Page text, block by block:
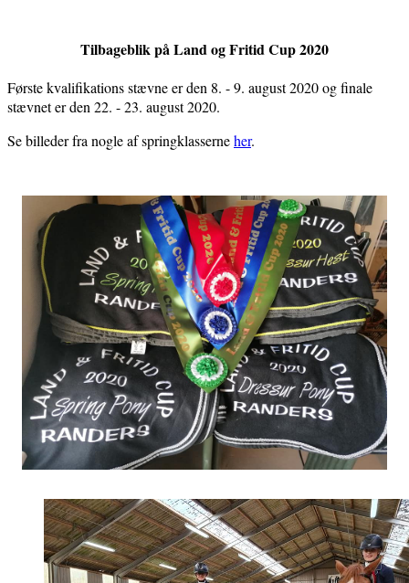
Tilbageblik på Land og Fritid Cup 2020
Første kvalifikations stævne er den 8. - 9. august 2020 og finale
stævnet er den 22. - 23. august 2020.
Se billeder fra nogle af springklasserneher.